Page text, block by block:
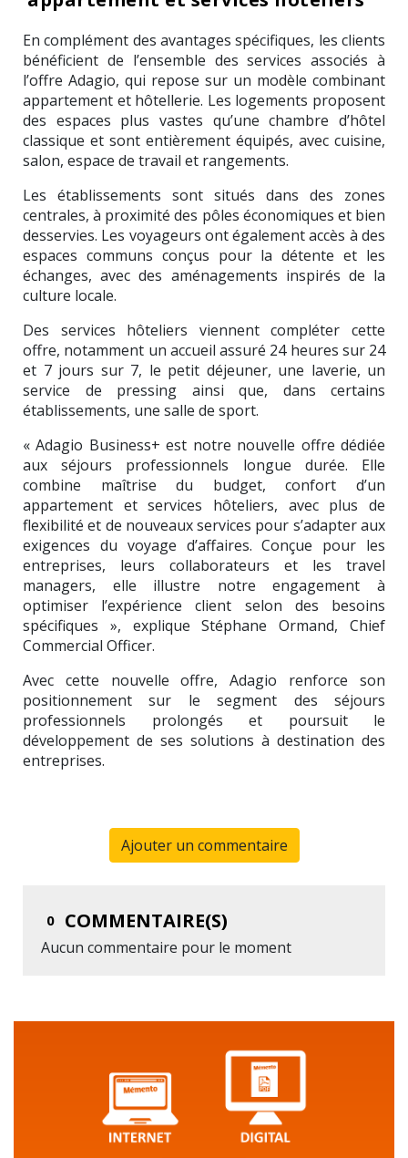
En complément des avantages spécifiques, les clients
bénéficient de l’ensemble des services associés à
l’offre Adagio, qui repose sur un modèle combinant
appartement et hôtellerie. Les logements proposent
des espaces plus vastes qu’une chambre d’hôtel
classique et sont entièrement équipés, avec cuisine,
salon, espace de travail et rangements.
Les établissements sont situés dans des zones
centrales, à proximité des pôles économiques et bien
desservies. Les voyageurs ont également accès à des
espaces communs conçus pour la détente et les
échanges, avec des aménagements inspirés de la
culture locale.
Des services hôteliers viennent compléter cette
offre, notamment un accueil assuré 24 heures sur 24
et 7 jours sur 7, le petit déjeuner, une laverie, un
service de pressing ainsi que, dans certains
établissements, une salle de sport.
« Adagio Business+ est notre nouvelle offre dédiée
aux séjours professionnels longue durée. Elle
combine maîtrise du budget, confort d’un
appartement et services hôteliers, avec plus de
flexibilité et de nouveaux services pour s’adapter aux
exigences du voyage d’affaires. Conçue pour les
entreprises, leurs collaborateurs et les travel
managers, elle illustre notre engagement à
optimiser l’expérience client selon des besoins
spécifiques », explique Stéphane Ormand, Chief
Commercial Officer.
Avec cette nouvelle offre, Adagio renforce son
positionnement sur le segment des séjours
professionnels prolongés et poursuit le
développement de ses solutions à destination des
entreprises.
Ajouter un commentaire
0 COMMENTAIRE(S)
Aucun commentaire pour le moment